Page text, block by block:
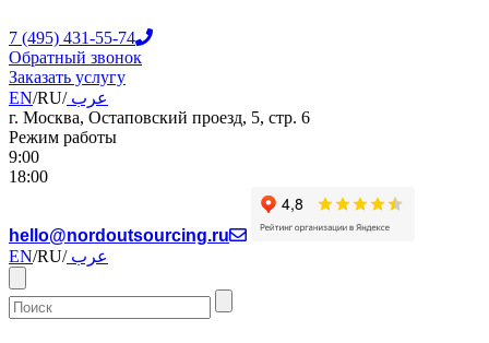
7 (495) 431-55-74
Обратный звонок
Заказать услугу
EN/RU/ عرب
г. Москва, Остаповский проезд, 5, стр. 6
Режим работы
9:00
18:00
hello@nordoutsourcing.ru
EN/RU/ عرب